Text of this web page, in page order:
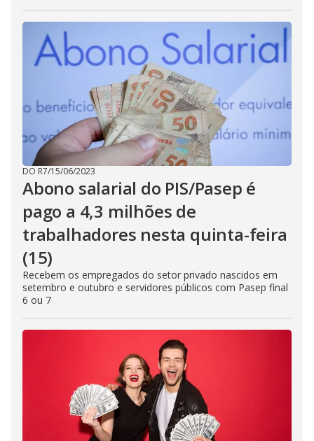
DO R7/15/06/2023
Abono salarial do PIS/Pasep é
pago a 4,3 milhões de
trabalhadores nesta quinta-feira
(15)
Recebem os empregados do setor privado nascidos em
setembro e outubro e servidores públicos com Pasep final
6 ou 7